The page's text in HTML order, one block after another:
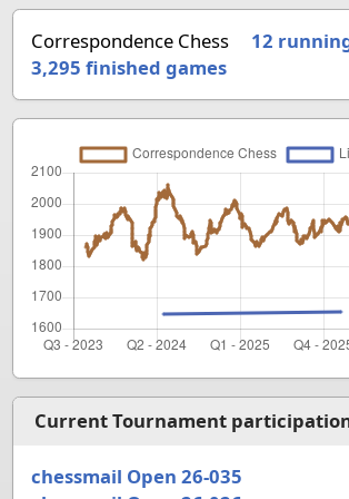
Correspondence Chess
12
3,295 finished games
Current Tournament
chessmail Open 26-035